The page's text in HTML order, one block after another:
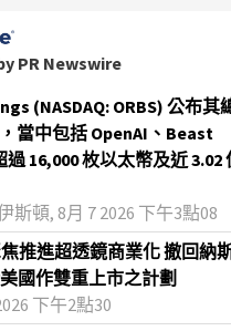
PR Newswire
(NASDAQ: ORBS) 公布其
當中包括 OpenAI、Beast
16,000 枚以太幣及近 3.02
斯頓, 8月 7 2026 下午3點08
推進超透鏡商業化 撤回納
國作雙重上市之計劃
下午2點30